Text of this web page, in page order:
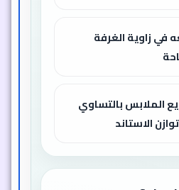
زاوية الغرفة
الملابس بالتساوي
الاستاند